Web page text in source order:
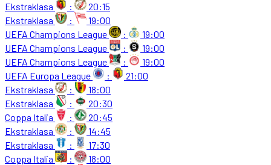
Ekstraklasa
:
20:15
Ekstraklasa
:
19:00
UEFA Champions League
:
19:00
UEFA Champions League
:
19:00
UEFA Champions League
:
19:00
UEFA Europa League
:
21:00
Ekstraklasa
:
18:00
Ekstraklasa
:
20:30
Coppa Italia
:
20:45
Ekstraklasa
:
14:45
Ekstraklasa
:
17:30
Coppa Italia
:
18:00